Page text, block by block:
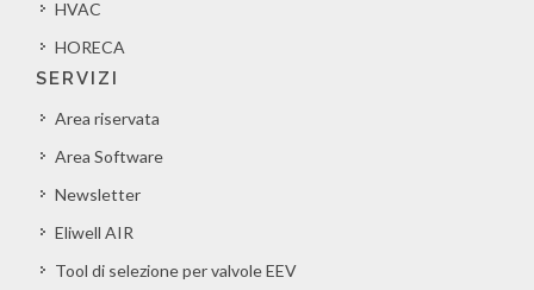
HVAC
HORECA
SERVIZI
Area riservata
Area Software
Newsletter
Eliwell AIR
Tool di selezione per valvole EEV